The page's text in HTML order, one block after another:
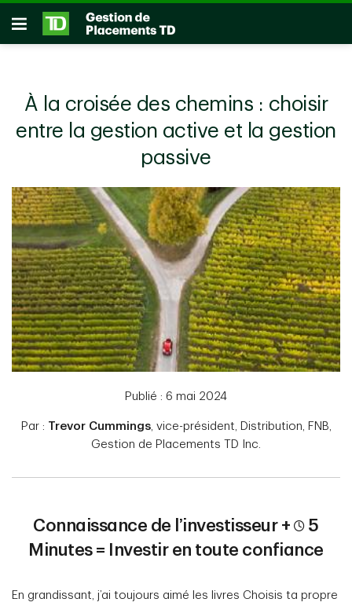
Passer au contenu principal
Ouvrir
À la croisée des chemins : choisir
entre la gestion active et la gestion
passive
Publié : 6 mai 2024
Par : Trevor Cummings, vice-président, Distribution, FNB,
Gestion de Placements TD Inc.
Connaissance de l’investisseur +
5
Minutes = Investir en toute confiance
En grandissant, j’ai toujours aimé les livres Choisis ta propre